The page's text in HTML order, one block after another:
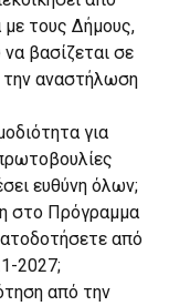
με τους Δήμους,
βασίζεται σε
την αναστήλωση
για
ευθύνη όλων;
στο Πρόγραμμα
από
2027;
από την